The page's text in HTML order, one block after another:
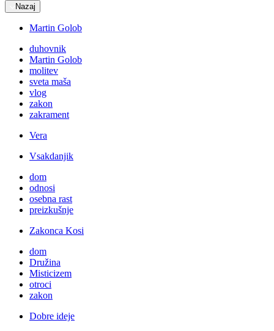
Nazaj
Martin Golob
duhovnik
Martin Golob
molitev
sveta maša
vlog
zakon
zakrament
Vera
Vsakdanjik
dom
odnosi
osebna rast
preizkušnje
Zakonca Kosi
dom
Družina
Misticizem
otroci
zakon
Dobre ideje